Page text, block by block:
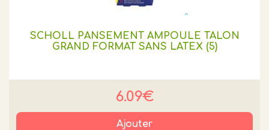
SCHOLL PANSEMENT AMPOULE TALON
GRAND FORMAT SANS LATEX (5)
6.09€
Ajouter